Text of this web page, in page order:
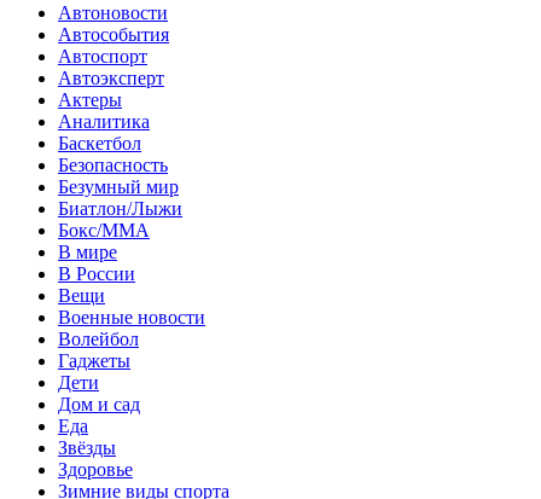
Автоновости
Автособытия
Автоспорт
Автоэксперт
Актеры
Аналитика
Баскетбол
Безопасность
Безумный мир
Биатлон/Лыжи
Бокс/MMA
В мире
В России
Вещи
Военные новости
Волейбол
Гаджеты
Дети
Дом и сад
Еда
Звёзды
Здоровье
Зимние виды спорта